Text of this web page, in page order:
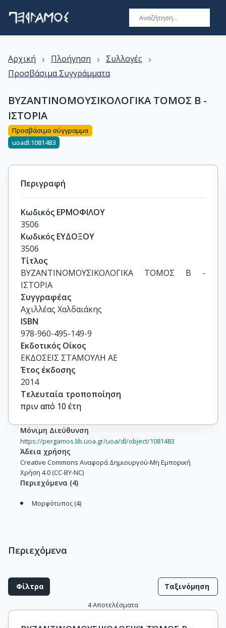
Αρχική › Πλοήγηση › Συλλογές ›
Προσβάσιμα Συγγράμματα
ΒΥΖΑΝΤΙΝΟΜΟΥΣΙΚΟΛΟΓΙΚΑ ΤΟΜΟΣ Β -
ΙΣΤΟΡΙΑ
Προσβάσιμο σύγγραμμα
uoadl:1081483
Περιγραφή
Κωδικός ΕΡΜΟΦΙΛΟΥ
3506
Κωδικός ΕΥΔΟΞΟΥ
3506
Τίτλος
ΒΥΖΑΝΤΙΝΟΜΟΥΣΙΚΟΛΟΓΙΚΑ ΤΟΜΟΣ Β -
ΙΣΤΟΡΙΑ
Συγγραφέας
Αχιλλέας Χαλδαιάκης
ISBN
978-960-495-149-9
Εκδοτικός Οίκος
ΕΚΔΟΣΕΙΣ ΣΤΑΜΟΥΛΗ ΑΕ
Έτος έκδοσης
2014
Τελευταία τροποποίηση
πριν από 10 έτη
Μόνιμη Διεύθυνση
https://pergamos.lib.uoa.gr/uoa/dl/object/1081483
Άδεια χρήσης
Creative Commons Αναφορά Δημιουργού-Μη Εμπορική
Χρήση 4.0 (CC-BY-NC)
Περιεχόμενα (4)
Μορφότυπος (4)
Περιεχόμενα
Φίλτρα Ταξινόμηση
4Αποτελέσματα